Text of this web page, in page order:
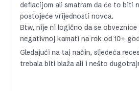
deflacijom ali smatram da će to biti
postojeće vrijednosti novca.
Btw, nije ni logično da se obveznice
negativnoj kamati na rok od 10+
Gledajući na taj način, sljedeća
trebala biti blaža ali i nešto